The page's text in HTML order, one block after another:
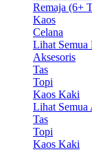
Remaja (6+
Kaos
Celana
Lihat Semua
Aksesoris
Tas
Topi
Kaos Kaki
Lihat Semua
Tas
Topi
Kaos Kaki